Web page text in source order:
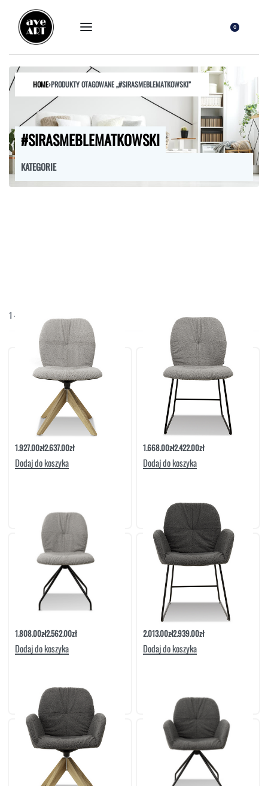
0
HOME›PRODUKTY OTAGOWANE „#SIRASMEBLEMATKOWSKI”
#SIRASMEBLEMATKOWSKI
KATEGORIE
STOLIKI
STOŁY
SZAFKI I KOMODY
1 - Domyślne sortowanie
Krzesło Siras Noga Dębowa Obrotowa |
Meble Matowski
1.927.00zł2.637.00zł
Dodaj do koszyka
Krzesło Siras Noga Metalowa Druciak |
Meble Matowski
1.668.00zł2.422.00zł
Dodaj do koszyka
Krzesło Siras Noga Metalowa Obrotowa |
1.808.00zł2.562.00zł
Dodaj do koszyka
Krzesło Z Podłokietnikiem Siras Noga
Metalowa Druciak | Meble Matowski
2.013.00zł2.939.00zł
Dodaj do koszyka